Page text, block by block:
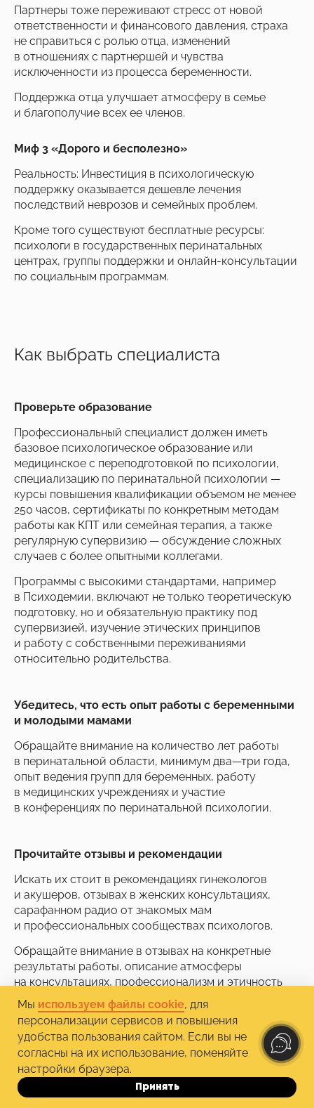
Партнеры тоже переживают стресс от новой
ответственности и финансового давления, страха
не справиться с ролью отца, изменений
в отношениях с партнершей и чувства
исключенности из процесса беременности.
Поддержка отца улучшает атмосферу в семье
и благополучие всех ее членов.
Миф 3 «Дорого и бесполезно»
Реальность: Инвестиция в психологическую
поддержку оказывается дешевле лечения
последствий неврозов и семейных проблем.
Кроме того существуют бесплатные ресурсы:
психологи в государственных перинатальных
центрах, группы поддержки и онлайн-консультации
по социальным программам.
Как выбрать специалиста
Проверьте образование
Профессиональный специалист должен иметь
базовое психологическое образование или
медицинское с переподготовкой по психологии,
специализацию по перинатальной психологии —
курсы повышения квалификации объемом не менее
250 часов, сертификаты по конкретным методам
работы как КПТ или семейная терапия, а также
регулярную супервизию — обсуждение сложных
случаев с более опытными коллегами.
Программы с высокими стандартами, например
в Психодемии, включают не только теоретическую
подготовку, но и обязательную практику под
супервизией, изучение этических принципов
и работу с собственными переживаниями
относительно родительства.
Убедитесь, что есть опыт работы с беременными
и молодыми мамами
Обращайте внимание на количество лет работы
в перинатальной области, минимум два—три года,
опыт ведения групп для беременных, работу
в медицинских учреждениях и участие
в конференциях по перинатальной психологии.
Прочитайте отзывы и рекомендации
Искать их стоит в рекомендациях гинекологов
и акушеров, отзывах в женских консультациях,
сарафанном радио от знакомых мам
и профессиональных сообществах психологов.
Обращайте внимание в отзывах на конкретные
результаты работы, описание атмосферы
на консультациях, профессионализм и этичность
специалиста, а также соблюдение границ
и конфиденциальности.
Ориентируйтесь на личную симпатию
Важно чувствовать доверие к специалисту.
На первой консультации обратите внимание на то,
Мы используем файлы cookie, для
персонализации сервисов и повышения
удобства пользования сайтом. Если вы не
согласны на их использование, поменяйте
настройки браузера.
Принять
До 10.10